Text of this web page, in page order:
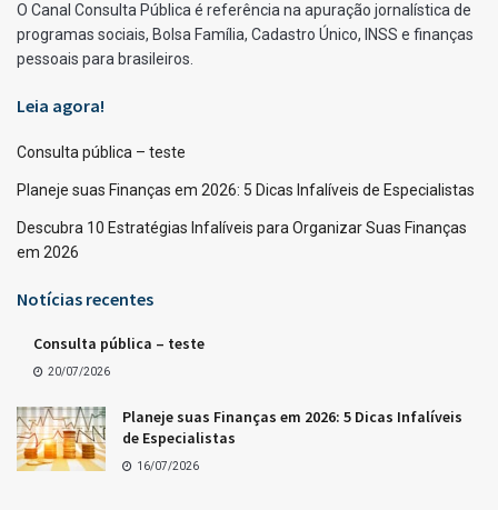
O Canal Consulta Pública é referência na apuração jornalística de
programas sociais, Bolsa Família, Cadastro Único, INSS e finanças
pessoais para brasileiros.
Leia agora!
Consulta pública – teste
Planeje suas Finanças em 2026: 5 Dicas Infalíveis de Especialistas
Descubra 10 Estratégias Infalíveis para Organizar Suas Finanças
em 2026
Notícias recentes
Consulta pública – teste
20/07/2026
Planeje suas Finanças em 2026: 5 Dicas Infalíveis
de Especialistas
16/07/2026